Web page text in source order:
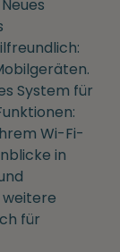
System für
Wi-Fi-
in
weitere
für